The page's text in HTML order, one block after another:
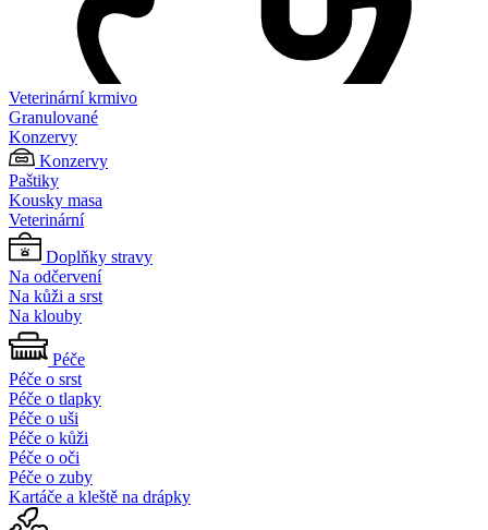
Veterinární krmivo
Granulované
Konzervy
Konzervy
Paštiky
Kousky masa
Veterinární
Doplňky stravy
Na odčervení
Na kůži a srst
Na klouby
Péče
Péče o srst
Péče o tlapky
Péče o uši
Péče o kůži
Péče o oči
Péče o zuby
Kartáče a kleště na drápky